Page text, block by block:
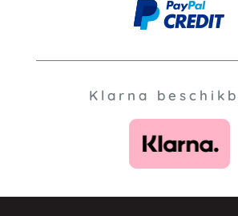
Klarna